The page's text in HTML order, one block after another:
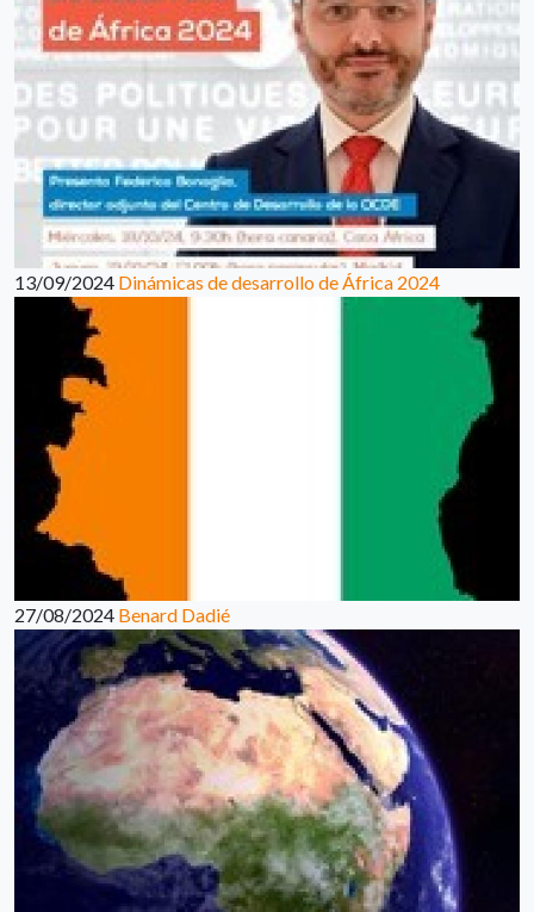
13/09/2024 Dinámicas de desarrollo de África 2024
27/08/2024 Benard Dadié